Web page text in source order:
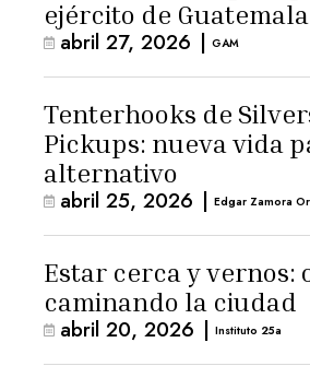
ejército de
abril 27, 2026 | GAM
Tenterhooks de
Pickups: nueva vida
alternativo
abril 25, 2026 | Edgar Zamora
Estar cerca y vernos:
caminando la ciudad
abril 20, 2026 | Instituto 25a